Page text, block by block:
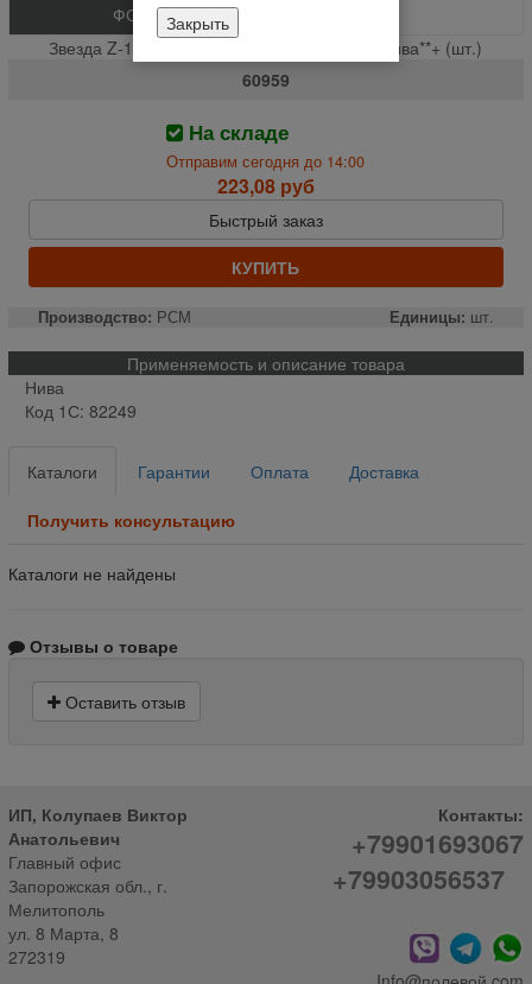
ФОТО
Звезда Z-16 верх. шкива вариатора жатки Нива**+ (шт.)
60959
На складе
Отправим сегодня до 14:00
223,08 руб
Быстрый заказ
КУПИТЬ
Производство: РСМ Единицы: шт.
Применяемость и описание товара
Нива
Код 1С: 82249
Каталоги Гарантии Оплата Доставка
Получить консультацию
Каталоги не найдены
Отзывы о товаре
Оставить отзыв
ИП, Колупаев Виктор
Анатольевич
Главный офис
Запорожская обл., г.
Мелитополь
ул. 8 Марта, 8
272319
Контакты:
+79901693067
+79903056537
Закрыть